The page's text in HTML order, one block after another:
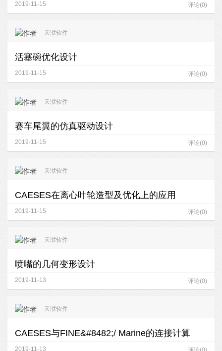
2019-11-15 评论(0)
天洑软件
活塞碗优化设计
2019-11-15 评论(0)
天洑软件
赛车尾翼的仿真驱动设计
2019-11-15 评论(0)
天洑软件
CAESES在离心叶轮造型及优化上的应用
2019-11-15 评论(0)
天洑软件
喷嘴的几何变形设计
2019-11-13 评论(0)
天洑软件
CAESES与FINE&#8482;/ Marine的连接计算
2019-11-13